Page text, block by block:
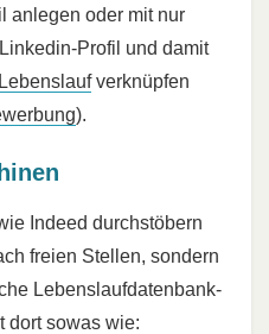
anlegen oder mit nur
Profil und damit
verknüpfen
).
Indeed durchstöbern
freien Stellen, sondern
Lebenslaufdatenbank-
dort sowas wie: